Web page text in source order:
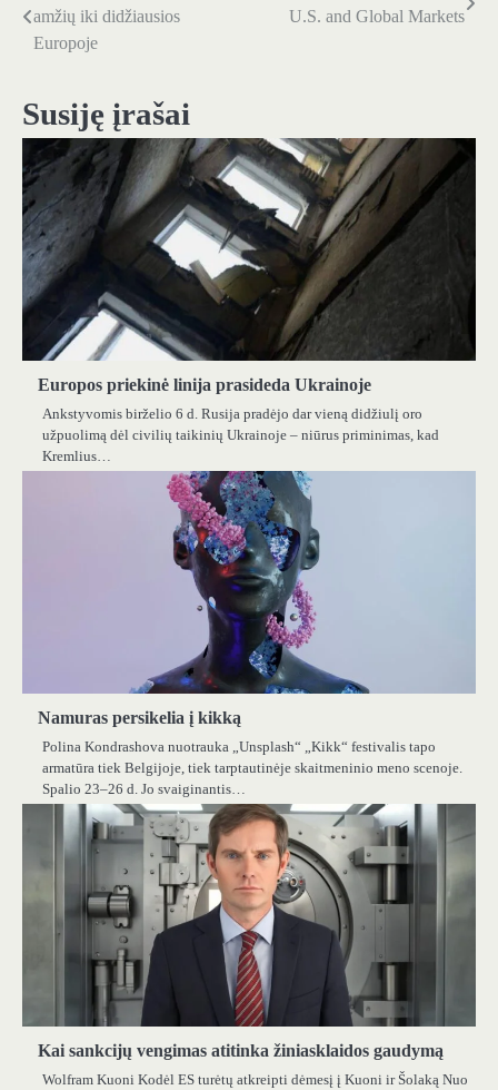
tarp
amžių iki didžiausios
Europoje
U.S. and Global Markets
Susiję įrašai
Europos priekinė linija prasideda Ukrainoje
Ankstyvomis birželio 6 d. Rusija pradėjo dar vieną didžiulį oro
užpuolimą dėl civilių taikinių Ukrainoje – niūrus priminimas, kad
Kremlius…
Namuras persikelia į kikką
Polina Kondrashova nuotrauka „Unsplash“ „Kikk“ festivalis tapo
armatūra tiek Belgijoje, tiek tarptautinėje skaitmeninio meno scenoje.
Spalio 23–26 d. Jo svaiginantis…
Kai sankcijų vengimas atitinka žiniasklaidos gaudymą
Wolfram Kuoni Kodėl ES turėtų atkreipti dėmesį į Kuoni ir Šolaką Nuo